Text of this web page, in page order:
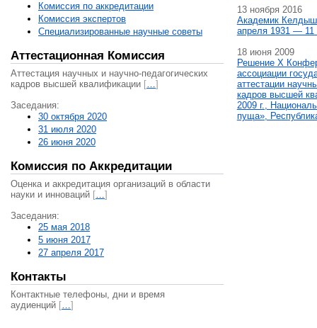
Комиссия по аккредитации
Комиссия экспертов
Специализированные научные советы
Аттестационная Комиссия
Аттестация научных и научно-педагогических
кадров высшей квалификации […]
Заседания:
30 октября 2020
31 июля 2020
26 июня 2020
Комиссия по Аккредитации
Оценка и аккредитация организаций в области
науки и инноваций […]
Заседания:
25 мая 2018
5 июня 2017
27 апреля 2017
Контакты
Контактные телефоны, дни и время
аудиенций […]
13 ноября 2016
Академик
апреля 1931 — 11
18 июня 2009
Решение X
ассоциации
аттестации
кадров высшей
2009 г.,
пуща»,